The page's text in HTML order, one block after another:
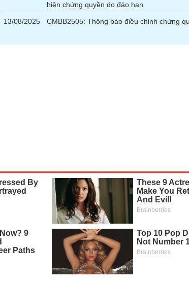
hiện chứng quyền do đáo hạn
13/08/2025 CMBB2505: Thông báo điều chỉnh chứng